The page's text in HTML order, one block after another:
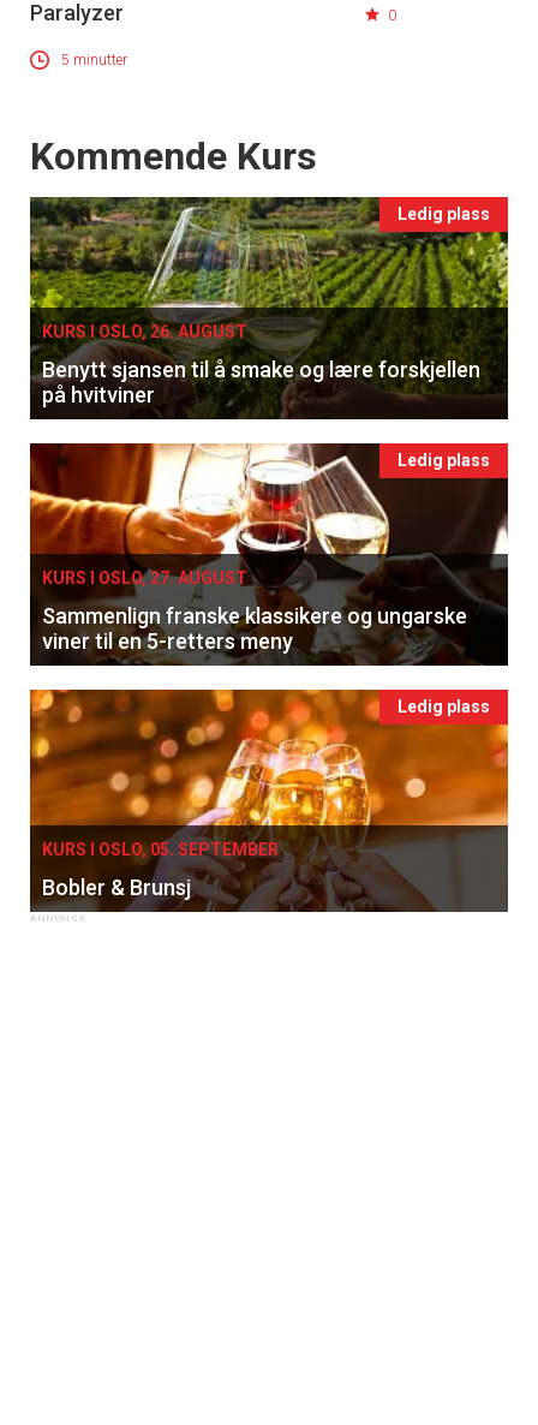
Apéritif
Vi tilbyr flere ukentlige nyhetsbrev. Du
kan fritt velge hvilke du ønsker å få
tilsendt.
Registrer deg
Paralyzer 0
5 minutter
Events
Kommende Kurs
Ledig plass
KURS I OSLO, 26. AUGUST
Benytt sjansen til å smake og lære forskjellen
på hvitviner
Ledig plass
KURS I OSLO, 27. AUGUST
Sammenlign franske klassikere og ungarske
viner til en 5-retters meny
Ledig plass
KURS I OSLO, 05. SEPTEMBER
Bobler & Brunsj